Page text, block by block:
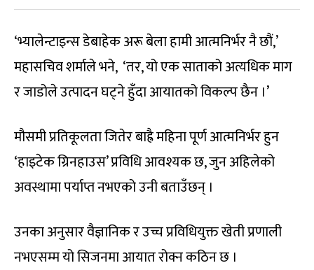
‘भ्यालेन्टाइन्स डेबाहेक अरू बेला हामी आत्मनिर्भर नै छौं,’
महासचिव शर्माले भने, ‘तर, यो एक साताको अत्यधिक माग
र जाडोले उत्पादन घट्ने हुँदा आयातको विकल्प छैन ।’
मौसमी प्रतिकूलता जितेर बाह्रै महिना पूर्ण आत्मनिर्भर हुन
‘हाइटेक ग्रिनहाउस’ प्रविधि आवश्यक छ, जुन अहिलेको
अवस्थामा पर्याप्त नभएको उनी बताउँछन् ।
उनका अनुसार वैज्ञानिक र उच्च प्रविधियुक्त खेती प्रणाली
नभएसम्म यो सिजनमा आयात रोक्न कठिन छ ।